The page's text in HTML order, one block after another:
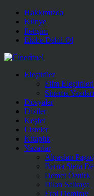
Hakkımızda
Künye
İletişim
Ekibe Dahil Ol
Eleştiriler
Film Eleştirileri
Sinema Yazıları
Dosyalar
Diziler
Keşfet
Listeler
Kitaplık
Yazarlar
Alpaslan
Berna Stera
Demet Öztürk
Dilan Salkaya
Erol Demiray